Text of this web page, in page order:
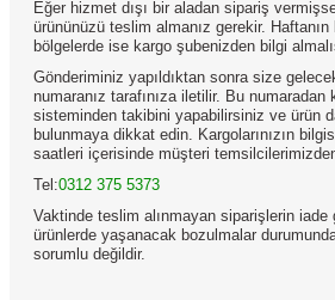
Eğer hizmet dışı bir aladan sipariş
ürününüzü teslim almanız gerekir. Haftanın
bölgelerde ise kargo şubenizden bilgi
Gönderiminiz yapıldıktan sonra size
numaranız tarafınıza iletilir. Bu numaradan
sisteminden takibini yapabilirsiniz ve ürün
bulunmaya dikkat edin. Kargolarınızın
saatleri içerisinde müşteri
Tel:0312 375 5373
Vaktinde teslim alınmayan siparişlerin iade
ürünlerde yaşanacak bozulmalar
sorumlu değildir.